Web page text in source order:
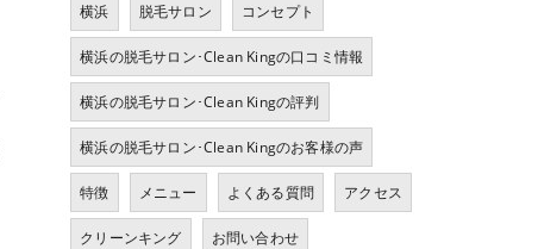
横浜 脱毛サロン コンセプト
横浜の脱毛サロン･Clean Kingの口コミ情報
横浜の脱毛サロン･Clean Kingの評判
横浜の脱毛サロン･Clean Kingのお客様の声
特徴 メニュー よくある質問 アクセス
クリーンキング お問い合わせ